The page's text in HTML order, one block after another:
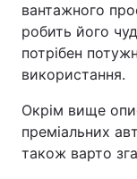
вантажного
робить його
потрібен
використання.
Окрім вище
преміальних
також варто